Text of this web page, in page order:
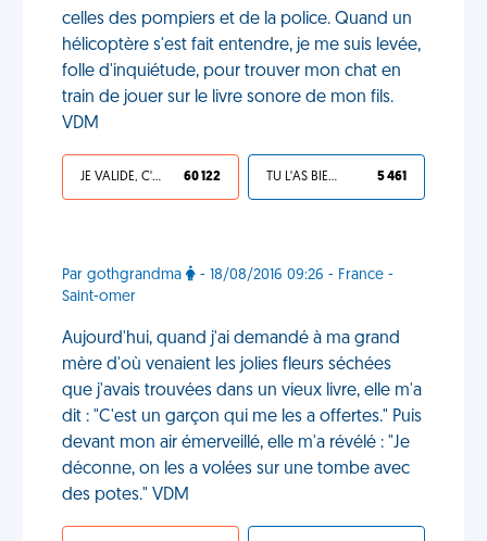
celles des pompiers et de la police. Quand un
hélicoptère s'est fait entendre, je me suis levée,
folle d'inquiétude, pour trouver mon chat en
train de jouer sur le livre sonore de mon fils.
VDM
JE VALIDE, C'EST UNE VDM 60 122 TU L'AS BIEN MÉRITÉ 5 461
Par gothgrandma
- 18/08/2016 09:26 - France -
Saint-omer
Aujourd'hui, quand j'ai demandé à ma grand
mère d'où venaient les jolies fleurs séchées
que j'avais trouvées dans un vieux livre, elle m'a
dit : "C'est un garçon qui me les a offertes." Puis
devant mon air émerveillé, elle m'a révélé : "Je
déconne, on les a volées sur une tombe avec
des potes." VDM